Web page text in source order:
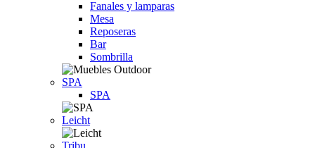
Fanales y lamparas
Mesa
Reposeras
Bar
Sombrilla
SPA
SPA
Leicht
Tribu